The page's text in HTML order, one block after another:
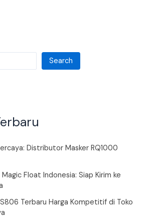
Search
Distributor Masker RQ1000
Float Indonesia: Siap Kirim ke
Terbaru Harga Kompetitif di Toko